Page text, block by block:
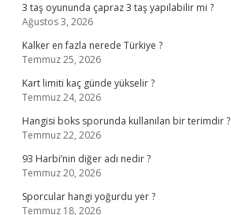
3 taş oyununda çapraz 3 taş yapılabilir mi ?
Ağustos 3, 2026
Kalker en fazla nerede Türkiye ?
Temmuz 25, 2026
Kart limiti kaç günde yükselir ?
Temmuz 24, 2026
Hangisi boks sporunda kullanılan bir terimdir ?
Temmuz 22, 2026
93 Harbi’nin diğer adı nedir ?
Temmuz 20, 2026
Sporcular hangi yoğurdu yer ?
Temmuz 18, 2026